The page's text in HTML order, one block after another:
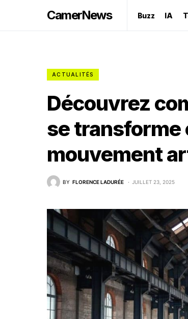
CamerNews Buzz IA
ACTUALITÉS
Découvrez
se transforme
mouvement
BY FLORENCE LADURÉE JUILLET 23, 2025